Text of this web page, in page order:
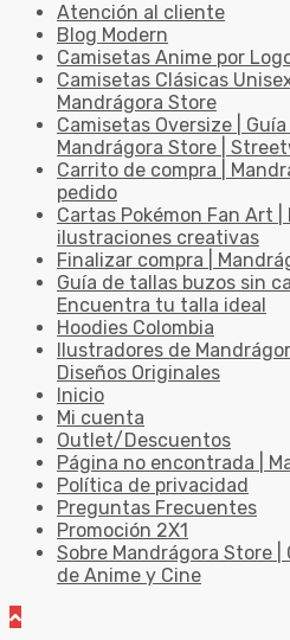
Atención al cliente
Blog Modern
Camisetas Anime por
Camisetas Clásicas
Mandrágora Store
Camisetas Oversize | Guía
Mandrágora Store |
Carrito de compra |
pedido
Cartas Pokémon Fan Art
ilustraciones creativas
Finalizar compra |
Guía de tallas buzos sin
Encuentra tu talla ideal
Hoodies Colombia
Ilustradores de
Diseños Originales
Inicio
Mi cuenta
Outlet/Descuentos
Página no encontrada |
Política de privacidad
Preguntas Frecuentes
Promoción 2X1
Sobre Mandrágora Store
de Anime y Cine